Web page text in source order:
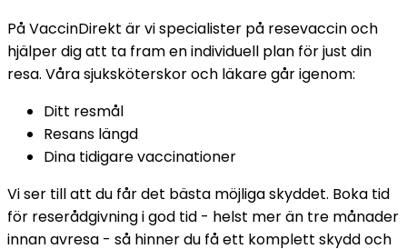
På VaccinDirekt är vi specialister på resevaccin och
hjälper dig att ta fram en individuell plan för just din
resa. Våra sjuksköterskor och läkare går igenom:
Ditt resmål
Resans längd
Dina tidigare vaccinationer
Vi ser till att du får det bästa möjliga skyddet. Boka tid
för reserådgivning i god tid - helst mer än tre månader
innan avresa - så hinner du få ett komplett skydd och